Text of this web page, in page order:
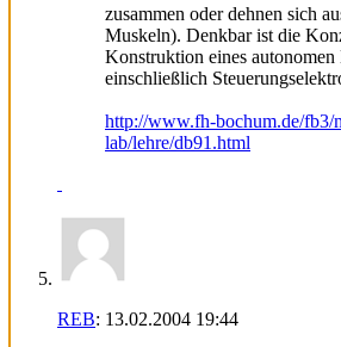
zusammen oder dehnen sich
Muskeln). Denkbar ist die
Konstruktion eines
einschließlich
http://www.fh-bochum.de/fb3/
lab/lehre/db91.html
REB: 13.02.2004 19:44